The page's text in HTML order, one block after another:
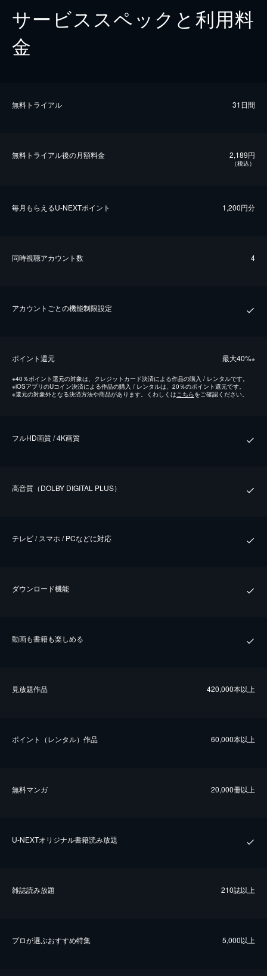
サービススペックと利用料
金
無料トライアル 31日間
無料トライアル後の⽉額料金 2,189円
（税込）
毎⽉もらえるU-NEXTポイント 1,200円分
同時視聴アカウント数 4
アカウントごとの機能制限設定
ポイント還元 最⼤40%※
※40％ポイント還元の対象は、クレジットカード決済による作品の購入 / レンタルです。
※iOSアプリのUコイン決済による作品の購入 / レンタルは、20％のポイント還元です。
※還元の対象外となる決済方法や商品があります。くわしくはこちらをご確認ください。
フルHD画質 / 4K画質
⾼⾳質（DOLBY DIGITAL PLUS）
テレビ / スマホ / PCなどに対応
ダウンロード機能
動画も書籍も楽しめる
⾒放題作品 420,000本以上
ポイント（レンタル）作品 60,000本以上
無料マンガ 20,000冊以上
U-NEXTオリジナル書籍読み放題
雑誌読み放題 210誌以上
プロが選ぶおすすめ特集 5,000以上